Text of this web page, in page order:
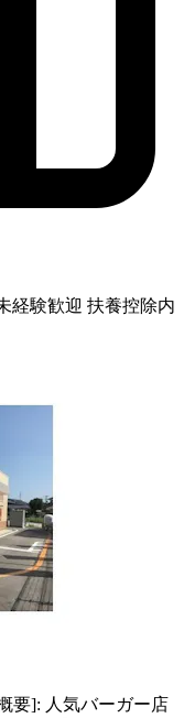
経験歓迎 扶養控除内
要]: 人気バーガー店